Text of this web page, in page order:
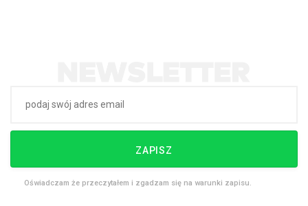
ZAPISZ
Oświadczam że przeczytałem i zgadzam się na warunki zapisu.